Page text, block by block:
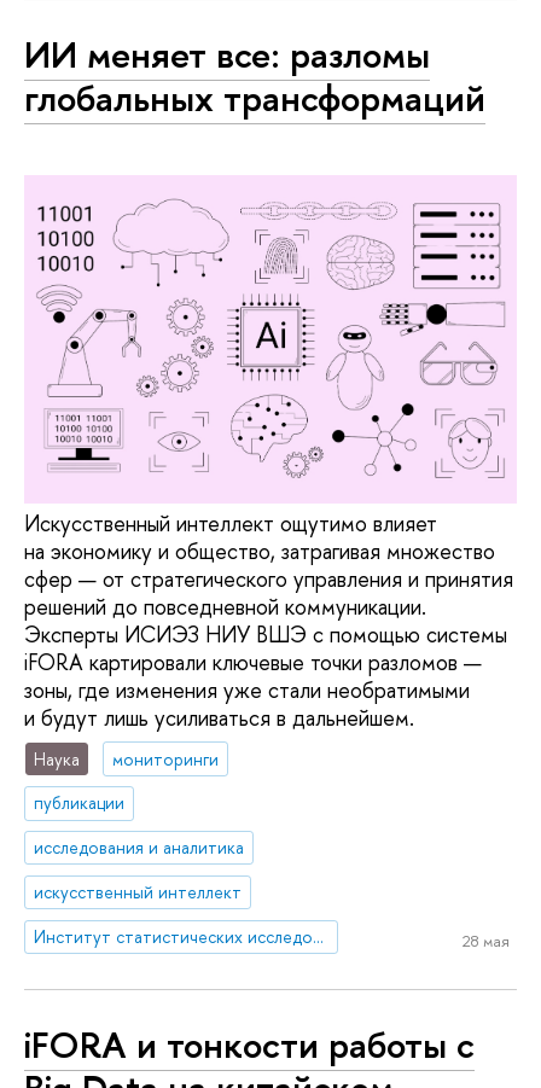
ИИ меняет все: разломы
глобальных трансформаций
Искусственный интеллект ощутимо влияет
на экономику и общество, затрагивая множество
сфер — от стратегического управления и принятия
решений до повседневной коммуникации.
Эксперты ИСИЭЗ НИУ ВШЭ с помощью системы
iFORA картировали ключевые точки разломов —
зоны, где изменения уже стали необратимыми
и будут лишь усиливаться в дальнейшем.
Наука
мониторинги
публикации
исследования и аналитика
искусственный интеллект
Институт статистических исследований и экономики знаний
28 мая
iFORA и тонкости работы с